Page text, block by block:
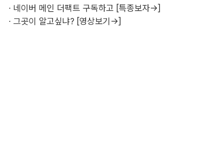
· 네이버 메인 더팩트 구독하고 [특종보자→]
· 그곳이 알고싶냐? [영상보기→]